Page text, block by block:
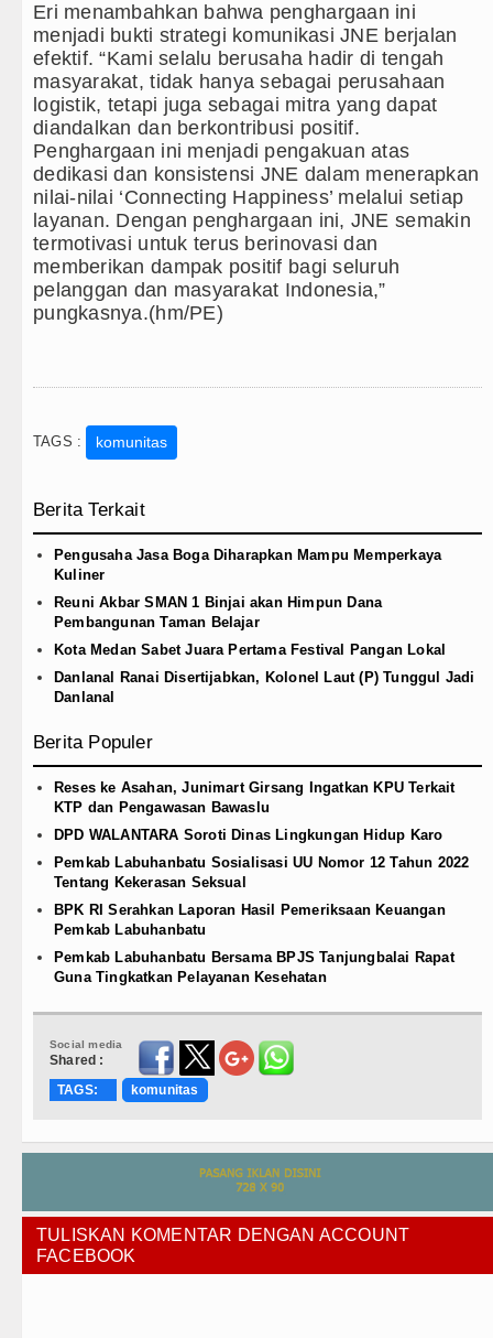
Eri menambahkan bahwa penghargaan ini
menjadi bukti strategi komunikasi JNE berjalan
efektif. “Kami selalu berusaha hadir di tengah
masyarakat, tidak hanya sebagai perusahaan
logistik, tetapi juga sebagai mitra yang dapat
diandalkan dan berkontribusi positif.
Penghargaan ini menjadi pengakuan atas
dedikasi dan konsistensi JNE dalam menerapkan
nilai-nilai ‘Connecting Happiness’ melalui setiap
layanan. Dengan penghargaan ini, JNE semakin
termotivasi untuk terus berinovasi dan
memberikan dampak positif bagi seluruh
pelanggan dan masyarakat Indonesia,”
pungkasnya.(hm/PE)
TAGS : komunitas
Berita Terkait
Pengusaha Jasa Boga Diharapkan Mampu Memperkaya
Kuliner
Reuni Akbar SMAN 1 Binjai akan Himpun Dana
Pembangunan Taman Belajar
Kota Medan Sabet Juara Pertama Festival Pangan Lokal
Danlanal Ranai Disertijabkan, Kolonel Laut (P) Tunggul Jadi
Danlanal
Berita Populer
Reses ke Asahan, Junimart Girsang Ingatkan KPU Terkait
KTP dan Pengawasan Bawaslu
DPD WALANTARA Soroti Dinas Lingkungan Hidup Karo
Pemkab Labuhanbatu Sosialisasi UU Nomor 12 Tahun 2022
Tentang Kekerasan Seksual
BPK RI Serahkan Laporan Hasil Pemeriksaan Keuangan
Pemkab Labuhanbatu
Pemkab Labuhanbatu Bersama BPJS Tanjungbalai Rapat
Guna Tingkatkan Pelayanan Kesehatan
Social media
Shared :
TAGS:
komunitas
TULISKAN KOMENTAR DENGAN ACCOUNT
FACEBOOK